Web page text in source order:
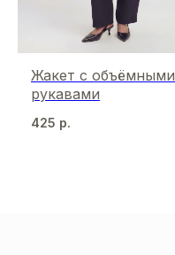
Жакет с объёмными
рукавами
425 р.